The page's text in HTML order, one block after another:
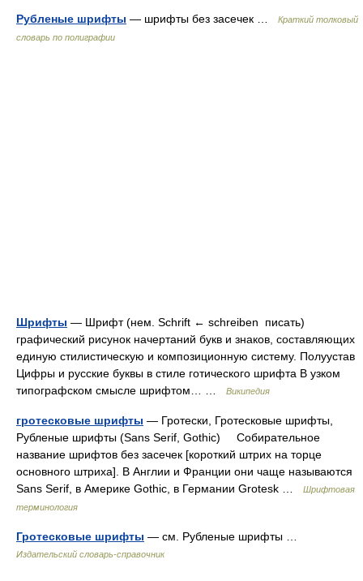
Рубленые шрифты — шрифты без засечек …
Краткий толковый
словарь по полиграфии
Шрифты — Шрифт (нем. Schrift ← schreiben писать)
графический рисунок начертаний букв и знаков, составляющих
единую стилистическую и композиционную систему. Полуустав
Цифры и русские буквы в стиле готического шрифта В узком
типографском смысле шрифтом… …
Википедия
гротесковые шрифты — Гротески, Гротесковые шрифты,
Рубленые шрифты (Sans Serif, Gothic) Собирательное
название шрифтов без засечек [короткий штрих на торце
основного штриха]. В Англии и Франции они чаще называются
Sans Serif, в Америке Gothic, в Германии Grotesk …
Шрифтовая
терминология
Гротесковые шрифты — см. Рубленые шрифты …
Издательский словарь-справочник